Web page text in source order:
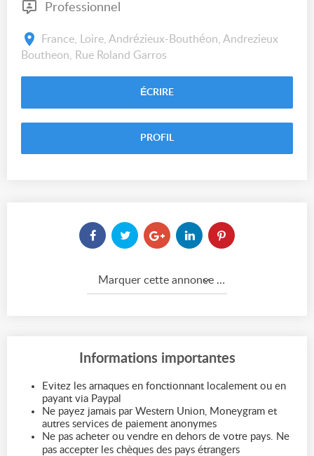
Professionnel
France, Loire, Andrézieux-Bouthéon, Andrezieux
Boutheon, Rue Roland Garros
ÉCRIRE
PROFIL
Marquer cette annonce comme...
Informations importantes
Evitez les arnaques en fonctionnant localement ou en
payant via Paypal
Ne payez jamais par Western Union, Moneygram et
autres services de paiement anonymes
Ne pas acheter ou vendre en dehors de votre pays. Ne
pas accepter les chèques des pays étrangers